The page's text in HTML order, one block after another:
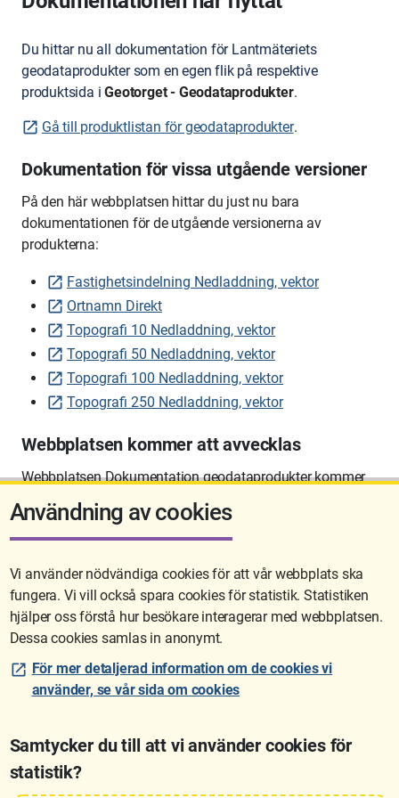
Du hittar nu all dokumentation för Lantmäteriets
geodataprodukter som en egen flik på respektive
produktsida i Geotorget - Geodataprodukter.
Gå till produktlistan för geodataprodukter.
Dokumentation för vissa utgående versioner
På den här webbplatsen hittar du just nu bara
dokumentationen för de utgående versionerna av
produkterna:
Fastighetsindelning Nedladdning, vektor
Ortnamn Direkt
Topografi 10 Nedladdning, vektor
Topografi 50 Nedladdning, vektor
Topografi 100 Nedladdning, vektor
Topografi 250 Nedladdning, vektor
Webbplatsen kommer att avvecklas
Webbplatsen Dokumentation geodataprodukter kommer
att avvecklas på sikt.
Sidan uppdaterades senast: 2026-06-10 12:58
Användning av cookies
Vi använder nödvändiga cookies för att vår webbplats ska
fungera. Vi vill också spara cookies för statistik. Statistiken
hjälper oss förstå hur besökare interagerar med webbplatsen.
Dessa cookies samlas in anonymt.
För mer detaljerad information om de cookies vi
använder, se vår sida om cookies
Samtycker du till att vi använder cookies för
statistik?
Lantmäteriet är den myndighet som kartlägger Sverige. Till våra